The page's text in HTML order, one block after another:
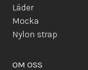
Läder
Mocka
Nylon strap
OM OSS